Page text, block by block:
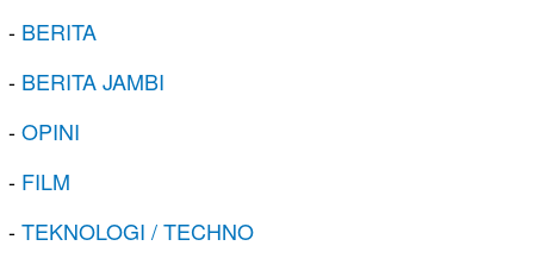
- BERITA
- BERITA JAMBI
-OPINI
- FILM
-TEKNOLOGI / TECHNO